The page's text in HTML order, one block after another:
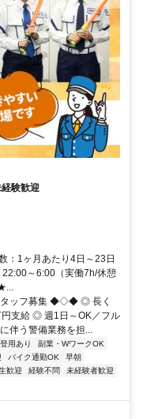
験歓迎
：1ヶ月あたり4日～23日
～6:00（実働7h/休憩
ッフ募集 ◆◇◆ ◎ 長く
支給 ◎ 週1日～OK／フル
伴う警備業務を担...
用あり
副業・WワークOK
バイク通勤OK
早朝
歓迎 経験不問
未経験者歓迎